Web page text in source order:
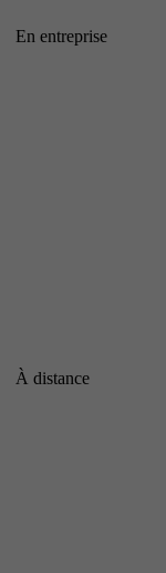
En entreprise
À distance